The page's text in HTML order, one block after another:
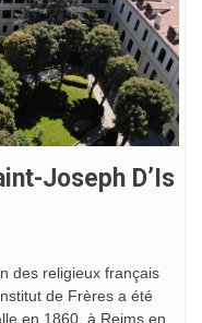
Joseph D’Is
des religieux français
de Frères a été
en 1860, à Reims en